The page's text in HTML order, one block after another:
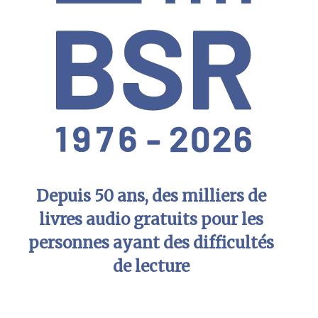
Depuis 50 ans, des milliers de
livres audio gratuits pour les
personnes ayant des difficultés
de lecture